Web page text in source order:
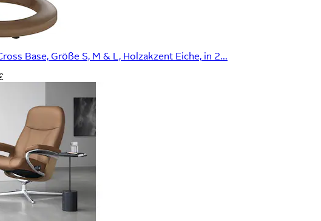
Base, Größe S, M & L, Holzakzent Eiche, in 2...